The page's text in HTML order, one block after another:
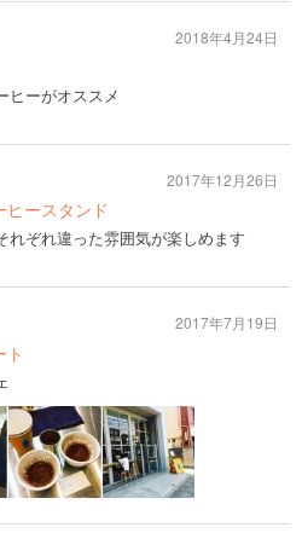
ヒーがオススメ
2018年4月24日
ヒースタンド
れぞれ違った雰囲気が楽しめます
2017年12月26日
2017年7月19日